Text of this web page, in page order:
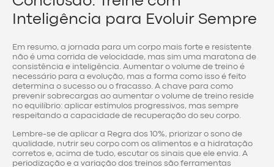
Inteligência para Evoluir Sempre
Em resumo, a jornada para um corpo mais forte e resistente
não é uma corrida de velocidade, mas sim uma maratona de
consistência e inteligência. Aumentar o volume de treino é
necessário para a evolução, mas a forma como isso é feito
determina o sucesso ou o fracasso. A chave para como
prevenir sobrecargas ao aumentar o volume de treino reside
no equilíbrio: aplicar estímulos progressivos, mas sempre
respeitando a capacidade de recuperação do seu corpo.
Lembre-se de aplicar a Regra dos 10%, priorizar o sono de
qualidade, nutrir seu corpo com os alimentos e a hidratação
corretos e, acima de tudo, escutar os sinais que ele envia. A
periodização e a variação dos treinos são ferramentas